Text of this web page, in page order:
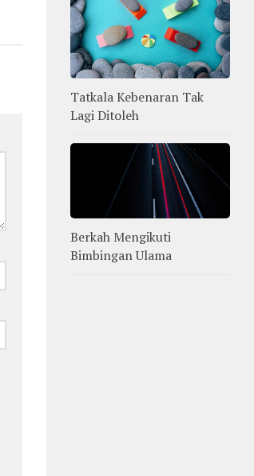
Tatkala Kebenaran Tak
Lagi Ditoleh
Berkah Mengikuti
Bimbingan Ulama